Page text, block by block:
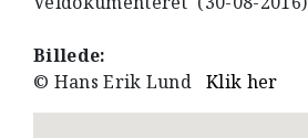
Billede:
© Hans Erik LundKlik her